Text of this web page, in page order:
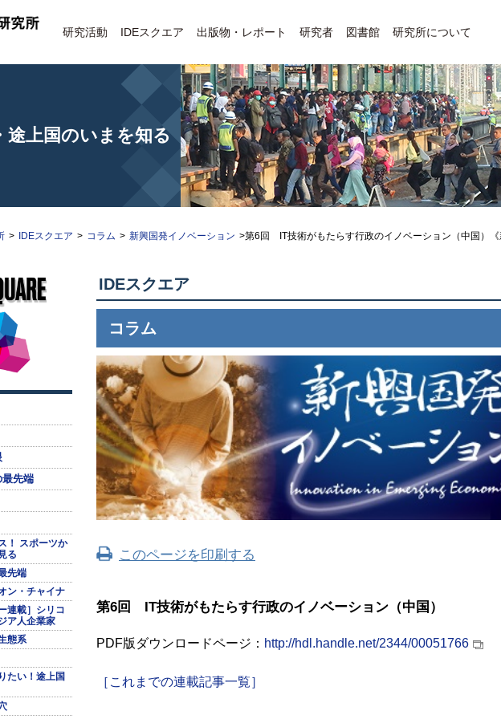
研究活動 IDEスクエア 出版物・レポート 研究者 図書館 研究所について
途上国のいまを知る
> IDEスクエア > コラム > 新興国発イノベーション >第6回 IT技術がもたらす行政のイノベーション（中国）
最先端
！ スポーツか
る
先端
ン・チャイナ
連載］シリコ
ア人企業家
態系
たい！途上国
IDEスクエア
コラム
このページを印刷する
第6回 IT技術がもたらす行政のイノベーション（中国）
PDF版ダウンロードページ： http://hdl.handle.net/2344/00051766
［これまでの連載記事一覧］